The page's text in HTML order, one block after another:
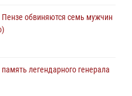
обвиняются семь мужчин
легендарного генерала